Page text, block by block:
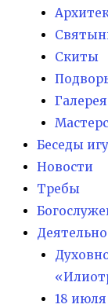
Скиты
Беседы
Новости
Требы
18 июля